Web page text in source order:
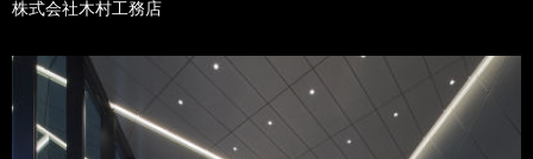
株式会社木村工務店